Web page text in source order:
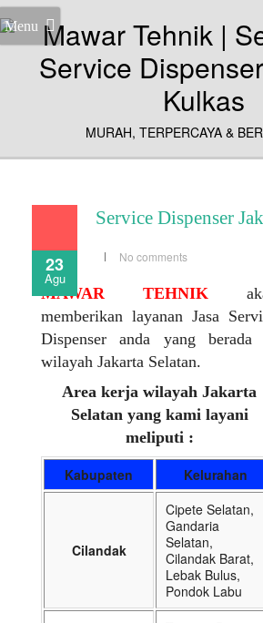
Menu
MURAH, TERPERCAYA &
23
Agu
Service Dispenser
No comments
MAWAR TEHNIK
memberikan layanan Jasa
Dispenser anda yang berada
wilayah Jakarta Selatan.
Area kerja wilayah Jakarta
Selatan yang kami layani
meliputi :
Kabupaten Kelurahan
Cilandak
Cipete Selatan,
Gandaria
Selatan,
Cilandak Barat,
Lebak Bulus,
Pondok Labu